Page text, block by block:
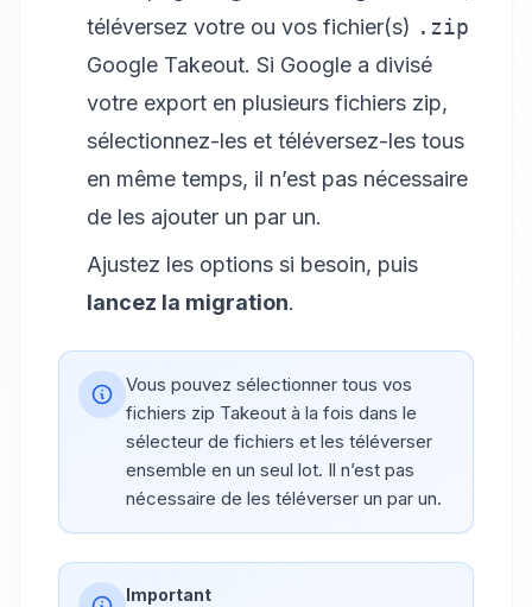
téléversez votre ou vos fichier(s) .zip
Google Takeout. Si Google a divisé
votre export en plusieurs fichiers zip,
sélectionnez-les et téléversez-les tous
en même temps, il n’est pas nécessaire
de les ajouter un par un.
Ajustez les options si besoin, puis
lancez la migration.
Vous pouvez sélectionner tous vos
fichiers zip Takeout à la fois dans le
sélecteur de fichiers et les téléverser
ensemble en un seul lot. Il n’est pas
nécessaire de les téléverser un par un.
Important